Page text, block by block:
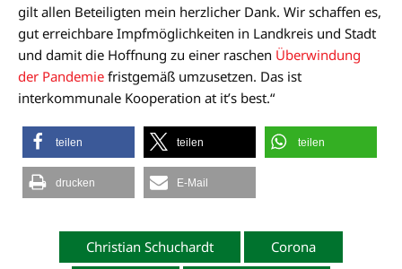
gilt allen Beteiligten mein herzlicher Dank. Wir schaffen es,
gut erreichbare Impfmöglichkeiten in Landkreis und Stadt
und damit die Hoffnung zu einer raschen Überwindung
der Pandemie fristgemäß umzusetzen. Das ist
interkommunale Kooperation at it’s best.“
teilen teilen teilen
drucken E-Mail
Christian Schuchardt
Corona